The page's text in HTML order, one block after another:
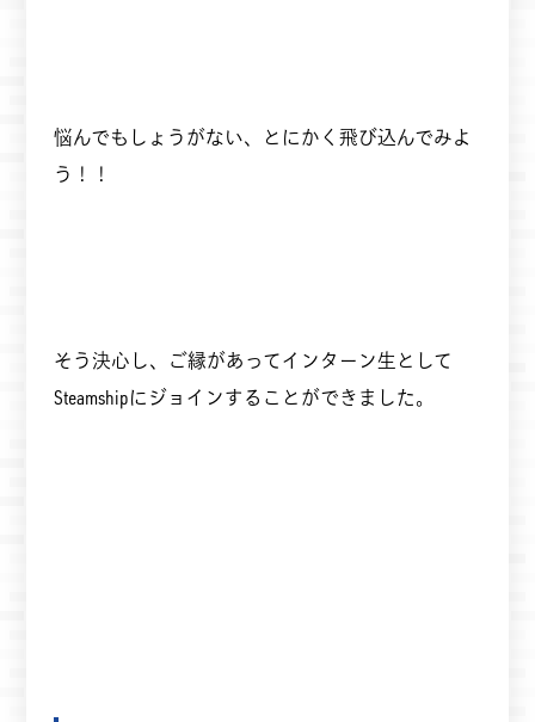
悩んでもしょうがない、とにかく飛び込んでみよ
う！！
そう決心し、ご縁があってインターン生として
Steamshipにジョインすることができました。